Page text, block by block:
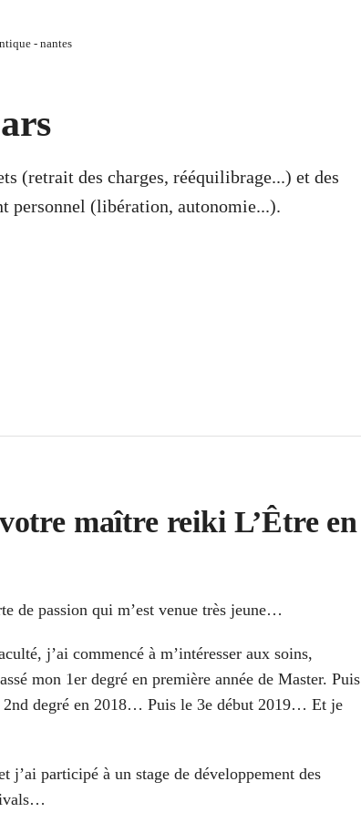
- nantes
(retrait des charges, rééquilibrage...) et des
personnel (libération, autonomie...).
maître reiki L’Être en
de passion qui m’est venue très jeune…
j’ai commencé à m’intéresser aux soins,
mon 1er degré en première année de Master. Puis
2nd degré en 2018… Puis le 3e début 2019… Et je
j’ai participé à un stage de développement des